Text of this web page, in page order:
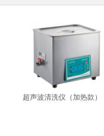
超声波清洗仪（加热款）